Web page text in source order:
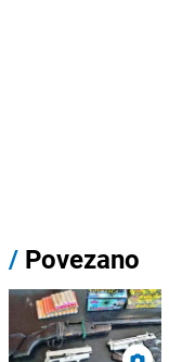
/ Povezano